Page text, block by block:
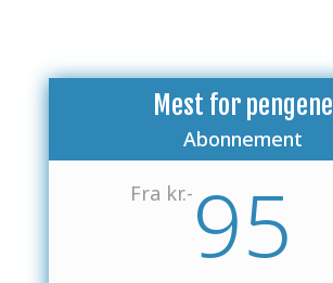
Mest for pengene
Abonnement
Fra kr.- 95